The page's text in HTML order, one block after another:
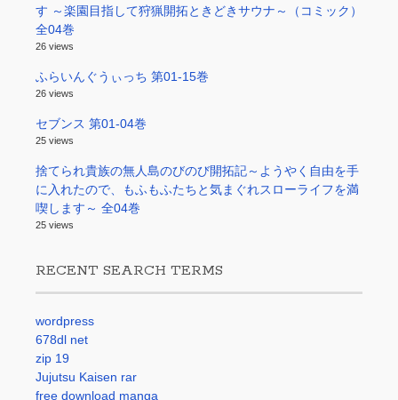
す ～楽園目指して狩猟開拓ときどきサウナ～（コミック）
全04巻
26 views
ふらいんぐうぃっち 第01-15巻
26 views
セブンス 第01-04巻
25 views
捨てられ貴族の無人島のびのび開拓記～ようやく自由を手
に入れたので、もふもふたちと気まぐれスローライフを満
喫します～ 全04巻
25 views
RECENT SEARCH TERMS
wordpress
678dl net
zip 19
Jujutsu Kaisen rar
free download manga